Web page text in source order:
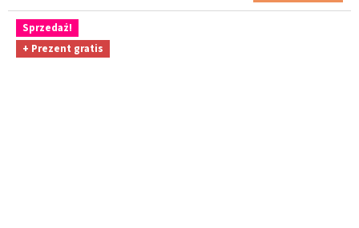
jednostkowa:
Sprzedaż!
+ Prezent gratis